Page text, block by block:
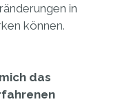
in
können.
das